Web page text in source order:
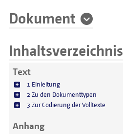
Dokument
Inhaltsverzeichnis
Text
1 Einleitung
2 Zu den Dokumenttypen
3 Zur Codierung der Volltexte
Anhang